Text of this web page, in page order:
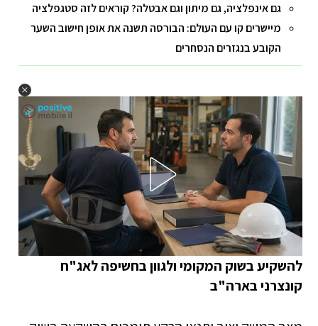
גם אינפלציה, גם מיתון וגם אבטלה? קוראים לזה סטגפלציה
מיישרים קו עם העולם: הבורסה תשנה את אופן חישוב השער
הקובע בנגזרים הנסחרים
להשקיע בשוק המקומי ולגוון בחשיפה לאג"ח
קונצרני בארה"ב